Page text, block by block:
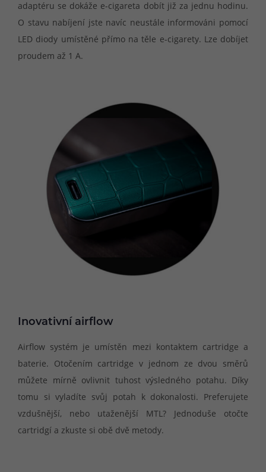
adaptéru se dokáže e-cigareta dobít již za jednu hodinu.
O stavu nabíjení jste navíc neustále informováni pomocí
LED diody umístěné přímo na těle e-cigarety. Lze dobíjet
proudem až 1 A.
Inovativní airflow
Airflow systém je umístěn mezi kontaktem cartridge a
baterie. Otočením cartridge v jednom ze dvou směrů
můžete mírně ovlivnit tuhost výsledného potahu. Díky
tomu si vyladíte svůj potah k dokonalosti. Preferujete
vzdušnější, nebo utaženější MTL? Jednoduše otočte
cartridgí a zkuste si obě dvě metody.